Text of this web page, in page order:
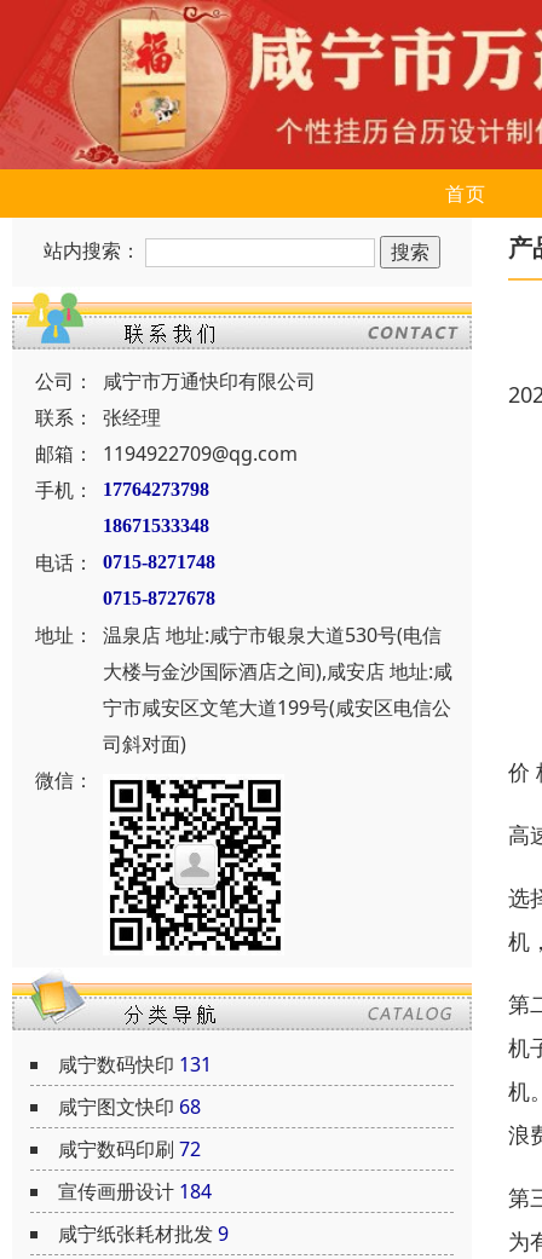
首页
站内搜索：
公司：
咸宁市万通快印有限公司
联系：
张经理
邮箱：
1194922709@qg.com
手机：
17764273798
18671533348
电话：
0715-8271748
0715-8727678
地址：
温泉店 地址:咸宁市银泉大道530号(电信
大楼与金沙国际酒店之间),咸安店 地址:咸
宁市咸安区文笔大道199号(咸安区电信公
司斜对面)
微信：
咸宁数码快印 131
咸宁图文快印 68
咸宁数码印刷 72
宣传画册设计 184
咸宁纸张耗材批发9
产
价
高
选
机
第
机
机
浪
第
为